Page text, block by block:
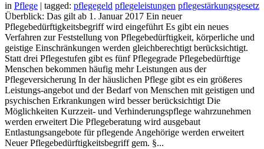
in Pflege | tagged: pflegegeld pflegeleistungen pflegestärkungsgesetz
Überblick: Das gilt ab 1. Januar 2017 Ein neuer
Pflegebedürftigkeitsbegriff wird eingeführt Es gibt ein neues
Verfahren zur Feststellung von Pflegebedürftigkeit, körperliche und
geistige Einschränkungen werden gleichberechtigt berücksichtigt.
Statt drei Pflegestufen gibt es fünf Pflegegrade Pflegebedürftige
Menschen bekommen häufig mehr Leistungen aus der
Pflegeversicherung In der häuslichen Pflege gibt es ein größeres
Leistungs-angebot und der Bedarf von Menschen mit geistigen und
psychischen Erkrankungen wird besser berücksichtigt Die
Möglichkeiten Kurzzeit- und Verhinderungspflege wahrzunehmen
werden erweitert Die Pflegeberatung wird ausgebaut
Entlastungsangebote für pflegende Angehörige werden erweitert
Neuer Pflegebedürftigkeitsbegriff gem. §...